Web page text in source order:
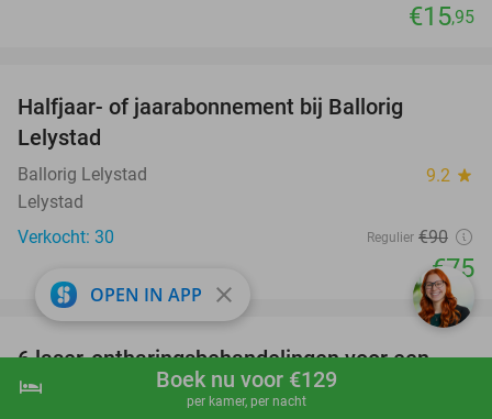
shopping_cart Boek nu
hotel Boek nu voor €129
per kamer, per nacht
€15,95
Halfjaar- of jaarabonnement bij Ballorig
Lelystad
Ballorig Lelystad 9.2 star
Lelystad
Verkocht: 30
Regulier €90
€75
80%
favorite_border
6 laser-ontharingsbehandelingen voor een
zone naar keuze
OPEN IN APP close